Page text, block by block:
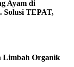
Ayam di
Solusi TEPAT,
Limbah Organik